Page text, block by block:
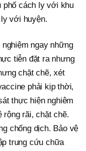
cách ly với khu
với huyện.
ngay những
tiễn đặt ra nhưng
chặt chẽ, xét
phải kịp thời,
thực hiện nghiêm
rộng rãi, chặt chẽ.
chống dịch. Bảo vệ
trung cứu chữa